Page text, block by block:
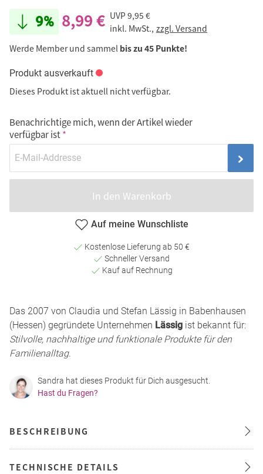
9% 8,99 € UVP9,95 €
inkl. MwSt., zzgl. Versand
Werde Member und sammel bis zu 45 Punkte!
Produkt ausverkauft
Dieses Produkt ist aktuell nicht verfügbar.
Benachrichtige mich, wenn der Artikel wieder
verfügbar ist
In den Warenkorb
Auf meine Wunschliste
Kostenlose Lieferung ab 50 €
Schneller Versand
Kauf auf Rechnung
Das 2007 von Claudia und Stefan Lässig in Babenhausen
(Hessen) gegründete Unternehmen Lässig ist bekannt für:
Stilvolle, nachhaltige und funktionale Produkte für den
Familienalltag.
Sandra hat dieses Produkt für Dich ausgesucht.
Hast du Fragen?
BESCHREIBUNG
TECHNISCHE DETAILS